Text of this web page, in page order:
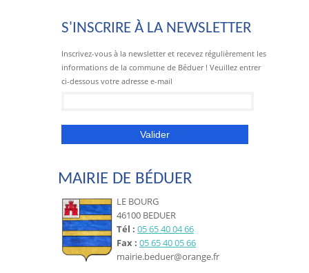
S'INSCRIRE À LA NEWSLETTER
Inscrivez-vous à la newsletter et recevez régulièrement les
informations de la commune de Béduer ! Veuillez entrer
ci-dessous votre adresse e-mail
MAIRIE DE BÉDUER
LE BOURG
46100 BEDUER
Tél : 05 65 40 04 66
Fax : 05 65 40 05 66
mairie.beduer@orange.fr